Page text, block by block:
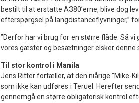
bestilt til at erstatte A380’erne, blive dog
efterspørgsel på langdistanceflyvninger,”
”Derfor har vi brug for en større flåde. Så
vores gæster og besætninger elsker denne
Til stor kontrol i Manila
Jens Ritter fortæller, at den niårige ”Mike-
som ikke kan udføres i Teruel. Herefter
gennemgå en større obligatorisk kontrol